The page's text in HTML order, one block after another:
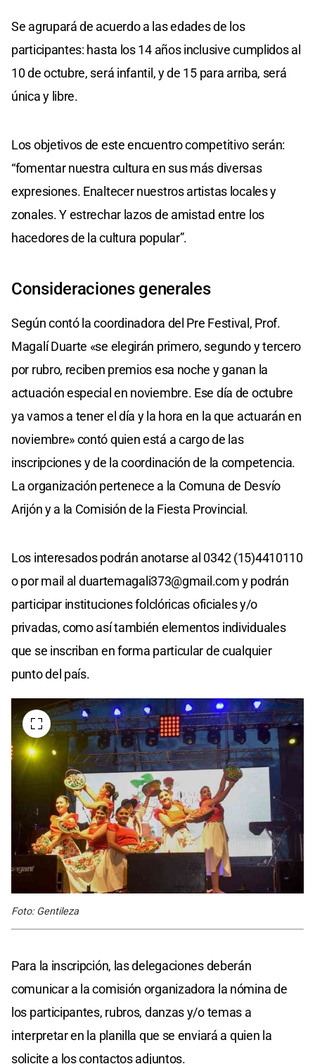
Se agrupará de acuerdo a las edades de los
participantes: hasta los 14 años inclusive cumplidos al
10 de octubre, será infantil, y de 15 para arriba, será
única y libre.
Los objetivos de este encuentro competitivo serán:
“fomentar nuestra cultura en sus más diversas
expresiones. Enaltecer nuestros artistas locales y
zonales. Y estrechar lazos de amistad entre los
hacedores de la cultura popular”.
Consideraciones generales
Según contó la coordinadora del Pre Festival, Prof.
Magalí Duarte «se elegirán primero, segundo y tercero
por rubro, reciben premios esa noche y ganan la
actuación especial en noviembre. Ese día de octubre
ya vamos a tener el día y la hora en la que actuarán en
noviembre» contó quien está a cargo de las
inscripciones y de la coordinación de la competencia.
La organización pertenece a la Comuna de Desvío
Arijón y a la Comisión de la Fiesta Provincial.
Los interesados podrán anotarse al 0342 (15)4410110
o por mail al duartemagali373@gmail.comy podrán
participar instituciones folclóricas oficiales y/o
privadas, como así también elementos individuales
que se inscriban en forma particular de cualquier
punto del país.
Foto: Gentileza
Para la inscripción, las delegaciones deberán
comunicar a la comisión organizadora la nómina de
los participantes, rubros, danzas y/o temas a
interpretar en la planilla que se enviará a quien la
solicite a los contactos adjuntos.